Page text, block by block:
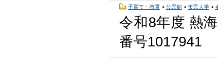
子育て・教育> 公民館> 市民大学>
令和8年度 熱
番号1017941